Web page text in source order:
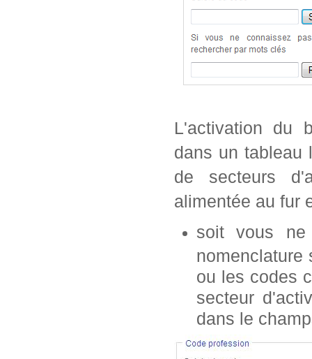
L'activation du
dans un tableau
de secteurs
alimentée au fur
soit vous
nomenclature
ou les codes
secteur
dans le